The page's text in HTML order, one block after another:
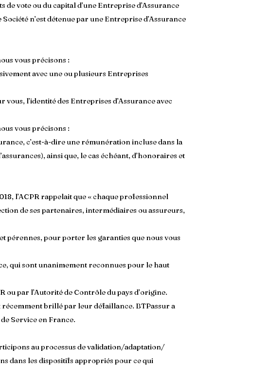
vote ou du capital d’une Entreprise d’Assurance
n’est détenue par une Entreprise d’Assurance
vous précisons :
avec une ou plusieurs Entreprises
l’identité des Entreprises d’Assurance avec
vous précisons :
c’est-à-dire une rémunération incluse dans la
ainsi que, le cas échéant, d’honoraires et
l’ACPR rappelait que « chaque professionnel
de ses partenaires, intermédiaires ou assureurs,
pérennes, pour porter les garanties que nous vous
qui sont unanimement reconnues pour le haut
ou par l’Autorité de Contrôle du pays d’origine.
récemment brillé par leur défaillance. BTPassur a
Service en France.
au processus de validation/adaptation/
dans les dispositifs appropriés pour ce qui